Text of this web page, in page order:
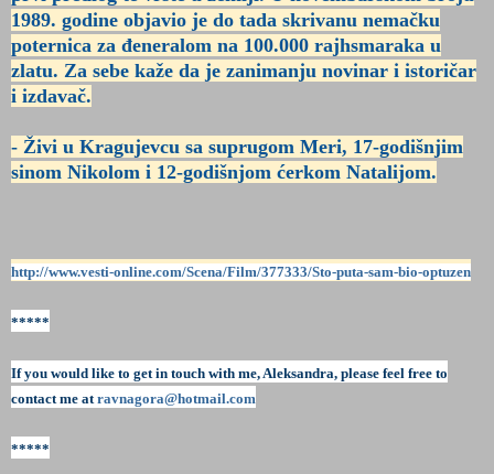
1989. godine objavio je do tada skrivanu nemačku
poternica za đeneralom na 100.000 rajhsmaraka u
zlatu. Za sebe kaže da je zanimanju novinar i istoričar
i izdavač.
- Živi u Kragujevcu sa suprugom Meri, 17-godišnjim
sinom Nikolom i 12-godišnjom ćerkom Natalijom.
http://www.vesti-online.com/Scena/Film/377333/Sto-puta-sam-bio-optuzen
*****
If you would like to get in touch with me, Aleksandra, please feel free to
contact me atravnagora@hotmail.com
*****